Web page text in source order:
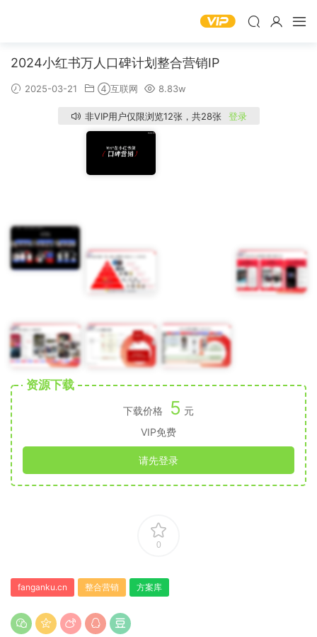
2024小红书万人口碑计划整合营销IP
2025-03-21 ④互联网 8.83w
非VIP用户仅限浏览12张，共28张 登录
资源下载
下载价格 5 元
VIP免费
请先登录
0
fanganku.cn 整合营销 方案库